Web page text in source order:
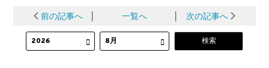
前の記事へ │ 一覧へ │ 次の記事へ